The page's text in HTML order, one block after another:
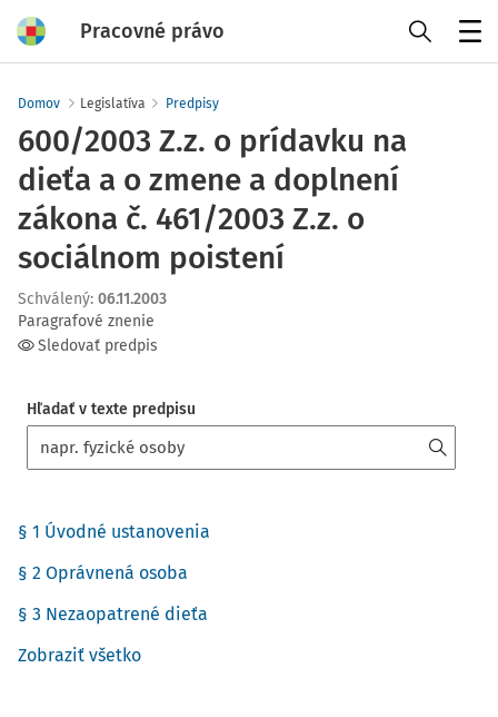
Pracovné právo
Domov Legislatíva Predpisy
600/2003 Z.z. o prídavku na
dieťa a o zmene a doplnení
zákona č. 461/2003 Z.z. o
sociálnom poistení
Schválený: 06.11.2003
Paragrafové znenie
Sledovať predpis
Hľadať v texte predpisu
§ 1 Úvodné ustanovenia
§ 2 Oprávnená osoba
§ 3 Nezaopatrené dieťa
Zobraziť všetko